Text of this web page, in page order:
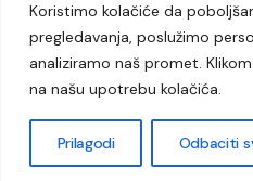
Koristimo kolačiće da
pregledavanja, poslužimo
analiziramo naš promet.
na našu upotrebu kolačića.
Prilagodi Odbaciti
Lukavac Društvo Crna
Kultura
Kolumne